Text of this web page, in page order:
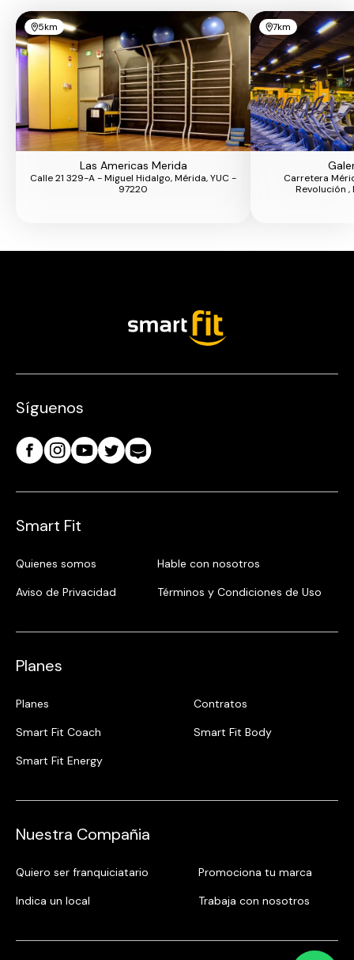
5km
Las Americas Merida
Calle 21 329-A - Miguel Hidalgo, Mérida, YUC -
97220
7km
Carretera
Revolución ,
Síguenos
Smart Fit
Quienes somos
Hable con nosotros
Aviso de Privacidad
Términos y Condiciones de Uso
Planes
Planes
Contratos
Smart Fit Coach
Smart Fit Body
Smart Fit Energy
Nuestra Compañia
Quiero ser franquiciatario
Promociona tu marca
Indica un local
Trabaja con nosotros